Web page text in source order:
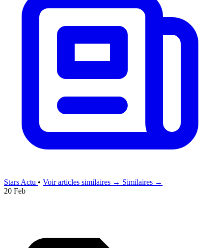
Stars Actu • Voir articles similaires → Similaires →
20 Feb